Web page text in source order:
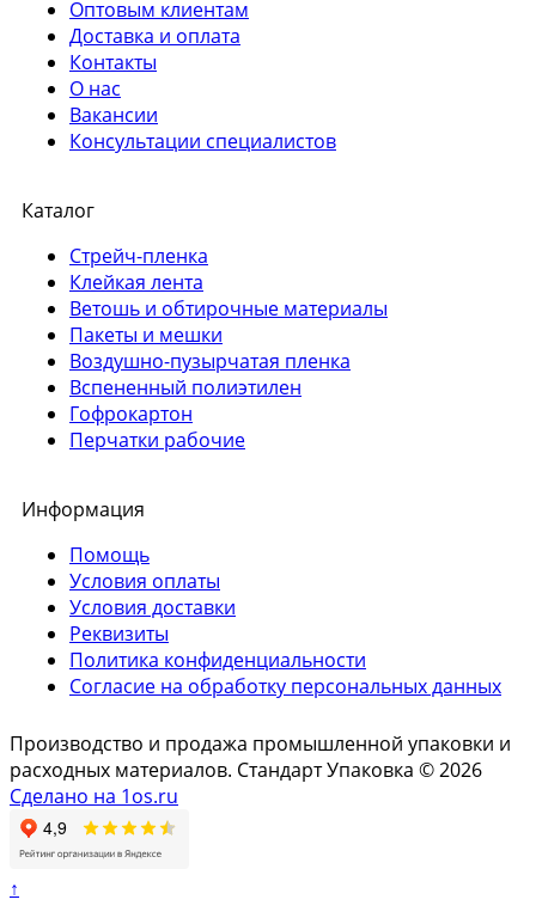
Оптовым клиентам
Доставка и оплата
Контакты
О нас
Вакансии
Консультации специалистов
Каталог
Стрейч-пленка
Клейкая лента
Ветошь и обтирочные материалы
Пакеты и мешки
Воздушно-пузырчатая пленка
Вспененный полиэтилен
Гофрокартон
Перчатки рабочие
Информация
Помощь
Условия оплаты
Условия доставки
Реквизиты
Политика конфиденциальности
Согласие на обработку персональных данных
Производство и продажа промышленной упаковки и
расходных материалов. Стандарт Упаковка © 2026
Сделано на 1os.ru
↑